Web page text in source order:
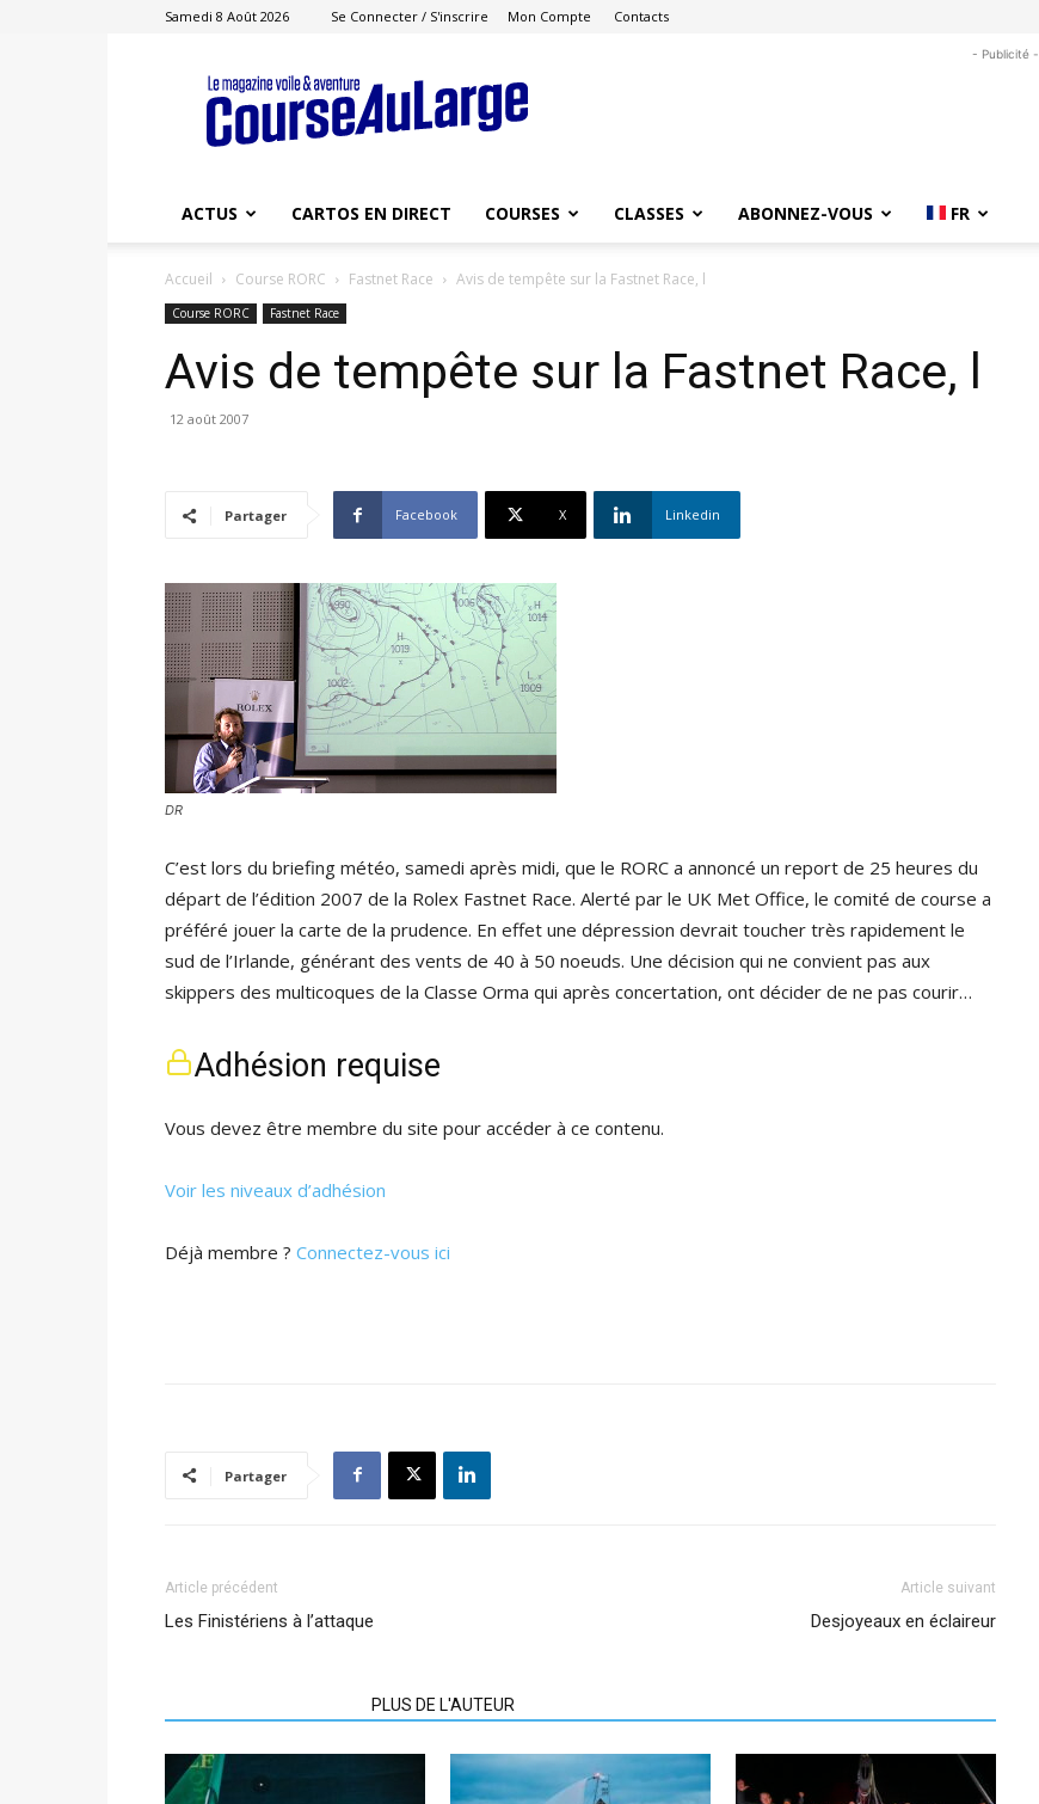
Samedi 8 Août 2026 Se Connecter / S'inscrire Mon Compte Contacts
Course
au
Large
- Publicité -
ACTUS CARTOS EN DIRECT COURSES CLASSES ABONNEZ-VOUS FR
Accueil Course RORC Fastnet Race Avis de tempête sur la Fastnet Race, l
Course RORC Fastnet Race
Avis de tempête sur la Fastnet Race, l
12 août 2007
Partager Facebook X Linkedin
DR
C’est lors du briefing météo, samedi après midi, que le RORC a annoncé un report de 25 heures du
départ de l’édition 2007 de la Rolex Fastnet Race. Alerté par le UK Met Office, le comité de course a
préféré jouer la carte de la prudence. En effet une dépression devrait toucher très rapidement le
sud de l’Irlande, générant des vents de 40 à 50 noeuds. Une décision qui ne convient pas aux
skippers des multicoques de la Classe Orma qui après concertation, ont décider de ne pas courir…
Adhésion requise
Vous devez être membre du site pour accéder à ce contenu.
Voir les niveaux d’adhésion
Déjà membre ? Connectez-vous ici
Partager
Article précédent
Les Finistériens à l’attaque
Article suivant
Desjoyeaux en éclaireur
PLUS DE L'AUTEUR